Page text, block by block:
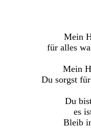
Mein
für alles
Mein
Du sorgst
Du
es
Bleib